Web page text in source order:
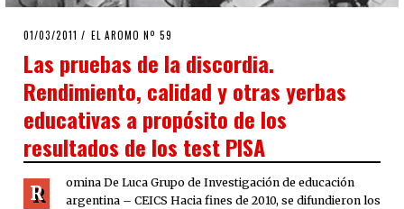
POSTED
01/03/2011 08/08/2020
EL AROMO Nº 59
Las pruebas de la discordia.
Rendimiento, calidad y otras yerbas
educativas a propósito de los
resultados de los test PISA
R
omina De Luca Grupo de Investigación de educación
argentina – CEICS Hacia fines de 2010, se difundieron los